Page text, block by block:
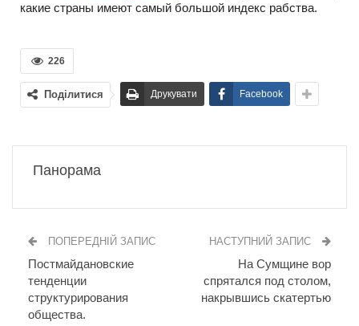
какие страны имеют самый большой индекс рабства.
226
Поділитися Друкувати Facebook
Панорама
ПОПЕРЕДНІЙ ЗАПИС
Постмайдановские
тенденции
структурирования
общества.
НАСТУПНИЙ ЗАПИС
На Сумщине вор
спрятался под столом,
накрывшись скатертью